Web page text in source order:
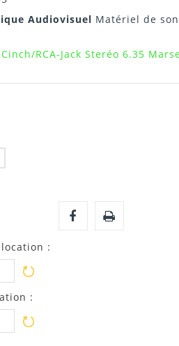
Audiovisuel Matériel de
RCA-Jack Steréo 6.35
:
: